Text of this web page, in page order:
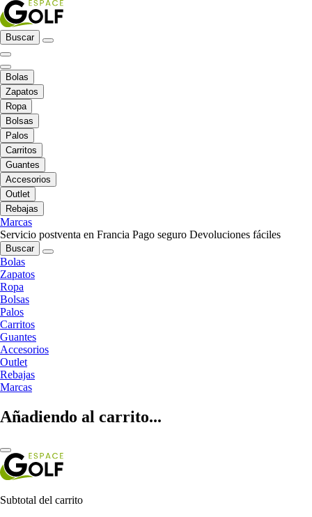
Buscar
Bolas
Zapatos
Ropa
Bolsas
Palos
Carritos
Guantes
Accesorios
Outlet
Rebajas
Marcas
Servicio postventa en Francia Pago seguro Devoluciones fáciles
Buscar
Bolas
Zapatos
Ropa
Bolsas
Palos
Carritos
Guantes
Accesorios
Outlet
Rebajas
Marcas
Añadiendo al carrito...
Subtotal del carrito